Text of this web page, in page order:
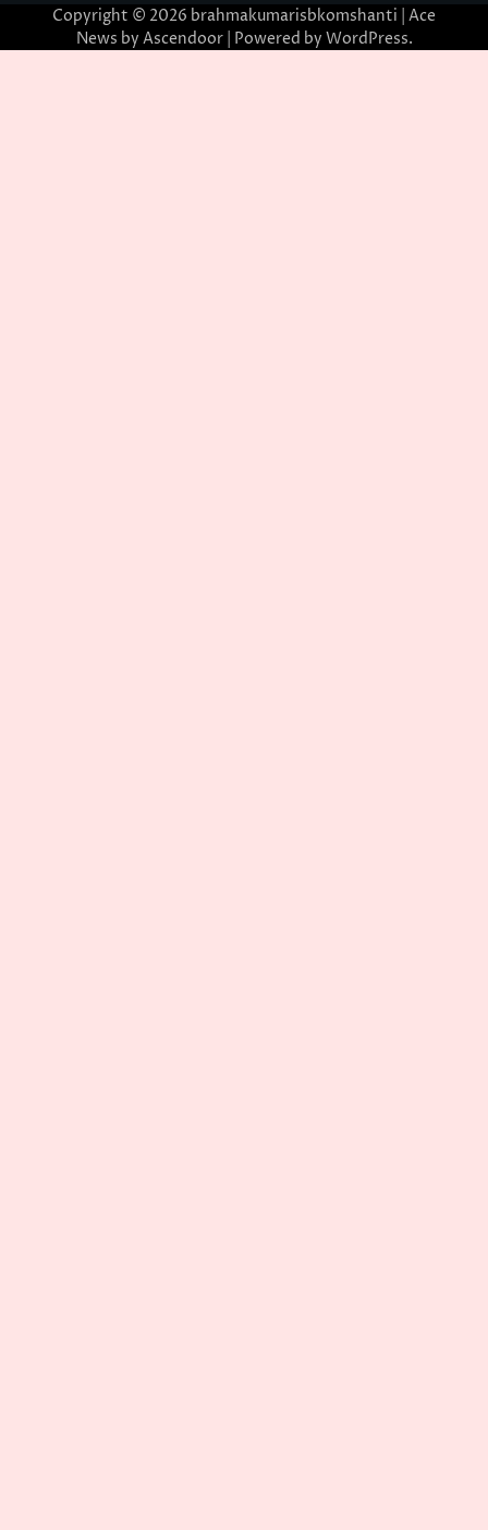
Copyright © 2026 brahmakumarisbkomshanti | Ace
News by Ascendoor| Powered by WordPress.